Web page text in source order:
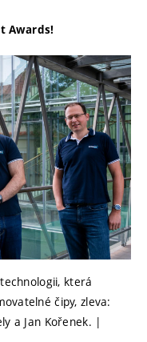
Awards!
která
čipy, zleva:
a Jan Kořenek. |